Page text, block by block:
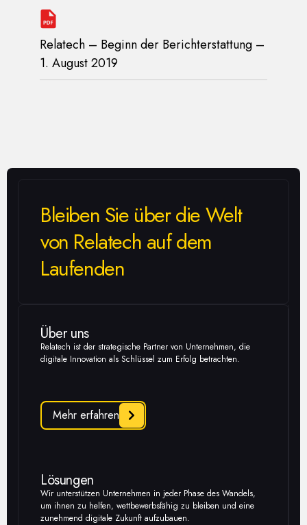
Relatech – Beginn der Berichterstattung –
1. August 2019
Bleiben Sie über die Welt
von Relatech auf dem
Laufenden
Über uns
Relatech ist der strategische Partner von Unternehmen, die
digitale Innovation als Schlüssel zum Erfolg betrachten.
Mehr erfahren
Lösungen
Wir unterstützen Unternehmen in jeder Phase des Wandels,
um ihnen zu helfen, wettbewerbsfähig zu bleiben und eine
zunehmend digitale Zukunft aufzubauen.